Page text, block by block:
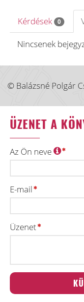
Kérdések 0
Nincsenek
© Balázsné Polgár
ÜZENET A
Az Ön neve
E-mail
Üzenet